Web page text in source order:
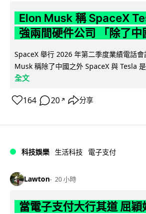
Elon Musk 稱 SpaceX
強兩間硬件公司 「除了中
SpaceX 舉行 2026 年第二季度業績電話
Musk 稱除了中國之外 SpaceX 與 Tesla
全文
164 20 ↗ 分享
科技娛樂 生活科技 電子支付
Lawton 20 小時
當電子支付大行其道 屈穎